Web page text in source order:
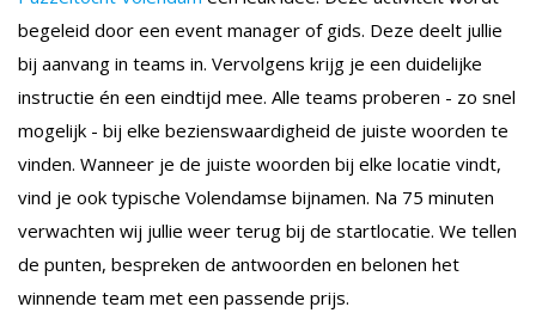
begeleid door een event manager of gids. Deze deelt jullie
bij aanvang in teams in. Vervolgens krijg je een duidelijke
instructie én een eindtijd mee. Alle teams proberen - zo snel
mogelijk - bij elke bezienswaardigheid de juiste woorden te
vinden. Wanneer je de juiste woorden bij elke locatie vindt,
vind je ook typische Volendamse bijnamen. Na 75 minuten
verwachten wij jullie weer terug bij de startlocatie. We tellen
de punten, bespreken de antwoorden en belonen het
winnende team met een passende prijs.